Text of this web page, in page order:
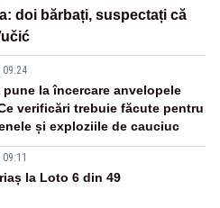
doi bărbați, suspectați că
09:24
pune la încercare anvelopele
verificări trebuie făcute pentru
și exploziile de cauciuc
la Loto 6 din 49